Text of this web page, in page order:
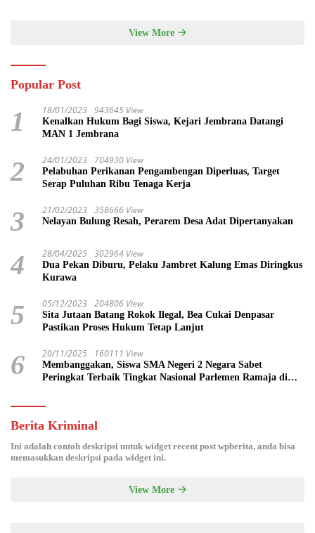
View More
Popular Post
1 18/01/2023 943645 View
Kenalkan Hukum Bagi Siswa, Kejari Jembrana Datangi
MAN 1 Jembrana
2 24/01/2023 704930 View
Pelabuhan Perikanan Pengambengan Diperluas, Target
Serap Puluhan Ribu Tenaga Kerja
3 21/02/2023 358666 View
Nelayan Bulung Resah, Perarem Desa Adat Dipertanyakan
4 28/04/2025 302964 View
Dua Pekan Diburu, Pelaku Jambret Kalung Emas Diringkus
Kurawa
5 05/12/2023 204806 View
Sita Jutaan Batang Rokok Ilegal, Bea Cukai Denpasar
Pastikan Proses Hukum Tetap Lanjut
6 20/11/2025 160111 View
Membanggakan, Siswa SMA Negeri 2 Negara Sabet
Peringkat Terbaik Tingkat Nasional Parlemen Ramaja di
Berita Kriminal
Ini adalah contoh deskripsi untuk widget recent post wpberita, anda bisa
memasukkan deskripsi pada widget ini.
View More